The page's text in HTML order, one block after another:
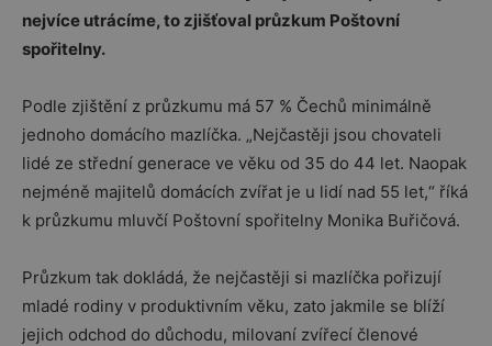
nejvíce utrácíme, to zjišťoval průzkum Poštovní
spořitelny.
Podle zjištění z průzkumu má 57 % Čechů minimálně
jednoho domácího mazlíčka. „Nejčastěji jsou chovateli
lidé ze střední generace ve věku od 35 do 44 let. Naopak
nejméně majitelů domácích zvířat je u lidí nad 55 let,“ říká
k průzkumu mluvčí Poštovní spořitelny Monika Buřičová.
Průzkum tak dokládá, že nejčastěji si mazlíčka pořizují
mladé rodiny v produktivním věku, zato jakmile se blíží
jejich odchod do důchodu, milovaní zvířecí členové